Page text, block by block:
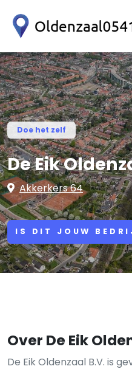
Doe het zelf
De Eik
Akkerkers 64
IS DIT JOUW
Over De Eik
De Eik Oldenzaal B.V. is